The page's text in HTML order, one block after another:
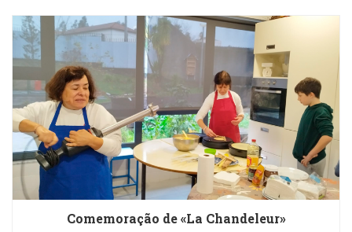
Comemoração de «La Chandeleur»